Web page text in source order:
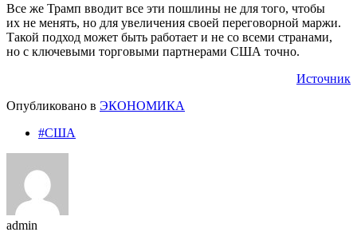
Все же Трамп вводит все эти пошлины не для того, чтобы
их не менять, но для увеличения своей переговорной маржи.
Такой подход может быть работает и не со всеми странами,
но с ключевыми торговыми партнерами США точно.
Источник
Опубликовано в ЭКОНОМИКА
#США
admin